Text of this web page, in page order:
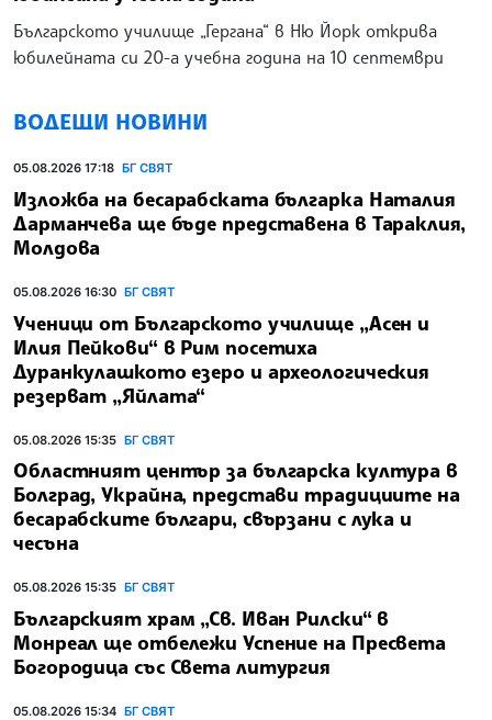
Българското училище „Гергана“ в Ню Йорк открива
юбилейната си 20-а учебна година на 10 септември
ВОДЕЩИ НОВИНИ
05.08.2026 17:18 БГ СВЯТ
Изложба на бесарабската българка Наталия
Дарманчева ще бъде представена в Тараклия,
Молдова
05.08.2026 16:30 БГ СВЯТ
Ученици от Българското училище „Асен и
Илия Пейкови“ в Рим посетиха
Дуранкулашкото езеро и археологическия
резерват „Яйлата“
05.08.2026 15:35 БГ СВЯТ
Областният център за българска култура в
Болград, Украйна, представи традициите на
бесарабските българи, свързани с лука и
чесъна
05.08.2026 15:35 БГ СВЯТ
Българският храм „Св. Иван Рилски“ в
Монреал ще отбележи Успение на Пресвета
Богородица със Света литургия
05.08.2026 15:34 БГ СВЯТ